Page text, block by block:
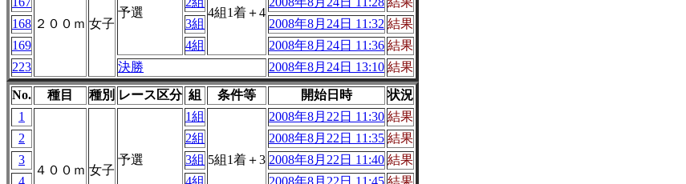
２００ｍ 女子
予選 4組1着＋4
168
3組 2008年8月24日 11:32 結果
169
4組 2008年8月24日 11:36 結果
223
決勝 2008年8月24日 13:10 結果
No. 種目 種別 レース区分 組 条件等 開始日時
状況
1
４００ｍ 女子
予選
1組
5組1着＋3
2008年8月22日 11:30 結果
2
2組 2008年8月22日 11:35 結果
3
3組 2008年8月22日 11:40 結果
4
4組 2008年8月22日 11:45 結果